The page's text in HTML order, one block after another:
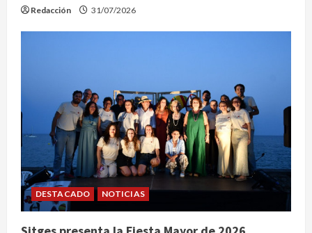
Redacción 31/07/2026
DESTACADO NOTICIAS